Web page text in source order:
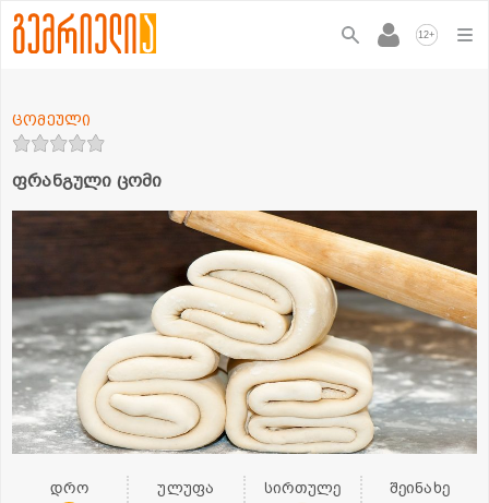
12+
ფრანგული ცომი
ცომეული
დრო ულუფა სირთულე შეინახე